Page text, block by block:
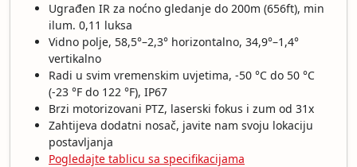
Ugrađen IR za noćno gledanje do 200m (656ft), min
ilum. 0,11 luksa
Vidno polje, 58,5°–2,3° horizontalno, 34,9°–1,4°
vertikalno
Radi u svim vremenskim uvjetima, -50 °C do 50 °C
(-23 °F do 122 °F), IP67
Brzi motorizovani PTZ, laserski fokus i zum od 31x
Zahtijeva dodatni nosač, javite nam svoju lokaciju
postavljanja
Pogledajte tablicu sa specifikacijama